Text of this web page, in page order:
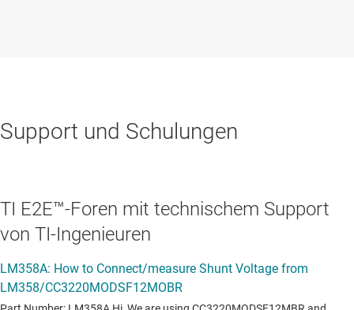
Support und Schulungen
TI E2E™-Foren mit technischem Support
von TI-Ingenieuren